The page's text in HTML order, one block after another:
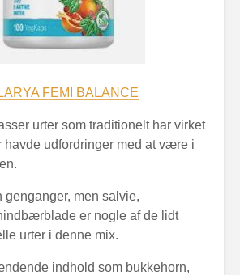
FEMI BALANCE
urter som traditionelt har virket
havde udfordringer med at være i
genganger, men salvie,
er nogle af de lidt
urter i denne mix.
indhold som bukkehorn,